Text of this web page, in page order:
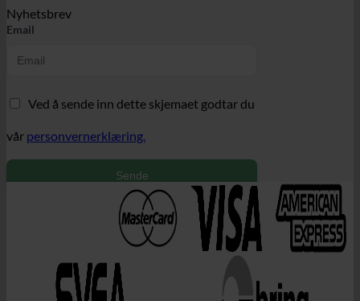
Nyhetsbrev
Email
Ved å sende inn dette skjemaet godtar du
vår personvernerklæring.
Sende